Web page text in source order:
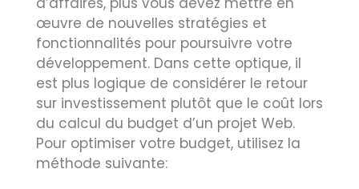
œuvre de nouvelles stratégies et
fonctionnalités pour poursuivre votre
développement. Dans cette optique, il
est plus logique de considérer le retour
sur investissement plutôt que le coût lors
du calcul du budget d’un projet Web.
Pour optimiser votre budget, utilisez la
méthode suivante: